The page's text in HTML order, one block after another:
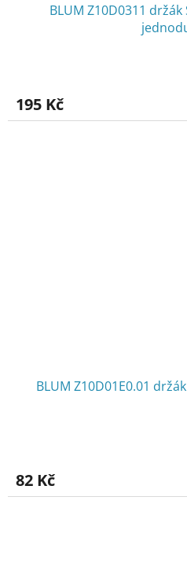
BLUM Z10D0311
195 Kč
BLUM Z10D01E0.01
82 Kč